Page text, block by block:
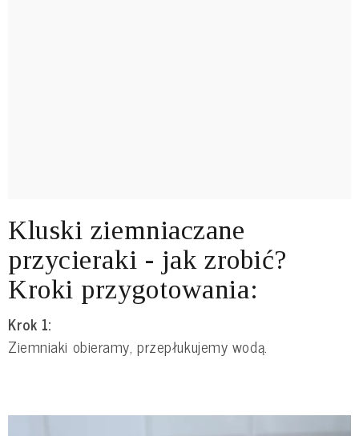
Kluski ziemniaczane
przycieraki - jak zrobić?
Kroki przygotowania:
Krok 1:
Ziemniaki obieramy, przepłukujemy wodą.